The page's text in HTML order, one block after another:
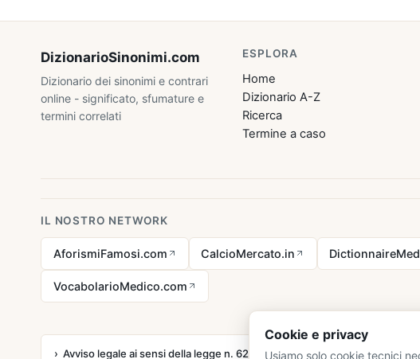
DizionarioSinonimi.com
Dizionario dei sinonimi e contrari
online - significato, sfumature e
termini correlati
ESPLORA
Home
Dizionario A-Z
Ricerca
Termine a caso
IL NOSTRO NETWORK
AforismiFamosi.com CalcioMercato.in
VocabolarioMedico.com
Avviso legale ai sensi della legge n. 62 del 07.03.2001
Cookie e privacy
Usiamo solo cookie tecnici